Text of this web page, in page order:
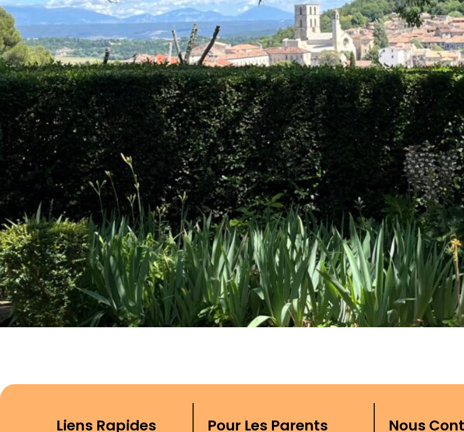
Liens Rapides Pour Les Parents Nous